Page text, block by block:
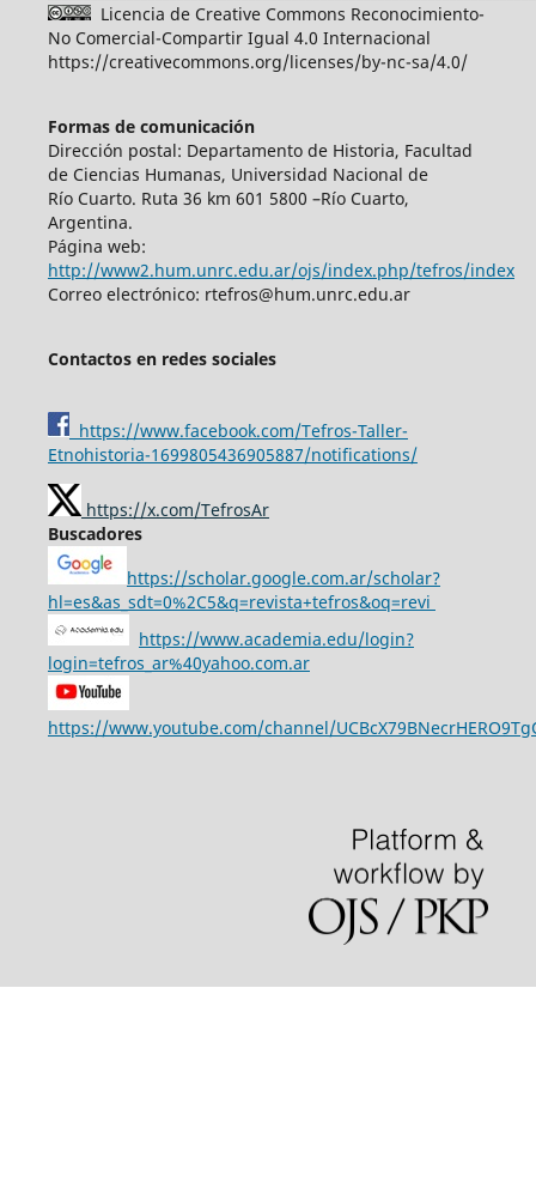
Licencia de Creative Commons Reconocimiento-
No Comercial-Compartir Igual 4.0 Internacional
https://creativecommons.org/licenses/by-nc-sa/4.0/
Formas de comunicación
Dirección postal: Departamento de Historia, Facultad
de Ciencias Humanas, Universidad Nacional de
Río Cuarto. Ruta 36 km 601 5800 –Río Cuarto,
Argentina.
Página web:
http://www2.hum.unrc.edu.ar/ojs/index.php/tefros/index
Correo electrónico: rtefros@hum.unrc.edu.ar
Contactos en redes sociales
https://www.facebook.com/Tefros-Taller-
Etnohistoria-1699805436905887/notifications/
https://x.com/TefrosAr
Buscadores
https://scholar.google.com.ar/scholar?
hl=es&as_sdt=0%2C5&q=revista+tefros&oq=revi
https://www.academia.edu/login?
login=tefros_ar%40yahoo.com.ar
https://www.youtube.com/channel/